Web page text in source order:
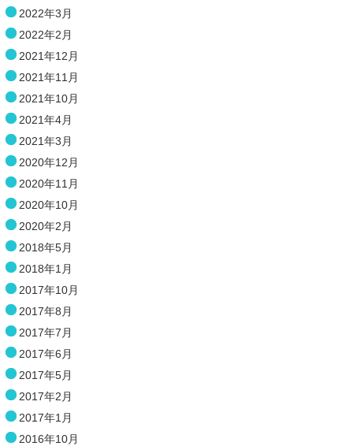
2022年3月
2022年2月
2021年12月
2021年11月
2021年10月
2021年4月
2021年3月
2020年12月
2020年11月
2020年10月
2020年2月
2018年5月
2018年1月
2017年10月
2017年8月
2017年7月
2017年6月
2017年5月
2017年2月
2017年1月
2016年10月